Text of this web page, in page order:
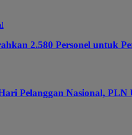
2.580 Personel untuk
Pelanggan Nasional, PLN